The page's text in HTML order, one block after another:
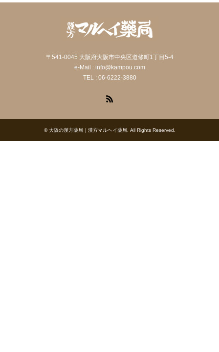
〒541-0045 大阪府大阪市中央区道修町1丁目5-4
e-Mail : info@kampou.com
TEL : 06-6222-3880
©大阪の漢方薬局｜漢方マルヘイ薬局. All Rights Reserved.